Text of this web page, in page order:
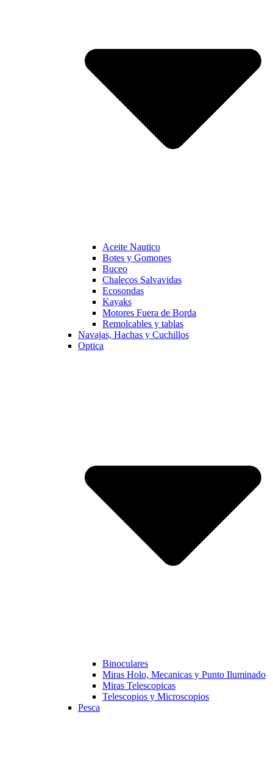
Aceite Nautico
Botes y Gomones
Buceo
Chalecos Salvavidas
Ecosondas
Kayaks
Motores Fuera de Borda
Remolcables y tablas
Navajas, Hachas y Cuchillos
Optica
Binoculares
Miras Holo, Mecanicas y Punto Iluminado
Miras Telescopicas
Telescopios y Microscopios
Pesca